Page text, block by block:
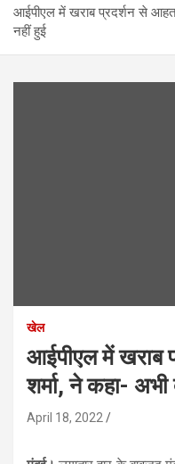
आईपीएल में खराब प्रदर्शन से आहत
नहीं हुई
खेल
आईपीएल में खराब
शर्मा, ने कहा-
April 18, 2022